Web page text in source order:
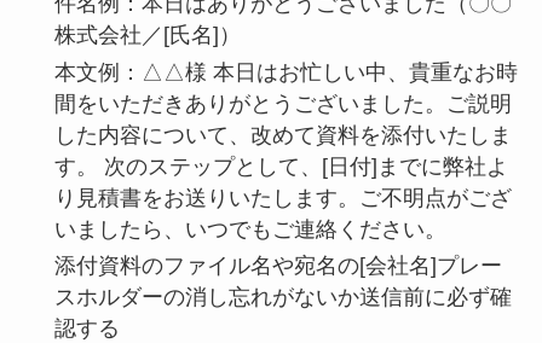
株式会社／[氏名]）
本文例：△△様 本日はお忙しい中、貴重なお時
間をいただきありがとうございました。ご説明
した内容について、改めて資料を添付いたしま
す。 次のステップとして、[日付]までに弊社よ
り見積書をお送りいたします。ご不明点がござ
いましたら、いつでもご連絡ください。
添付資料のファイル名や宛名の[会社名]プレー
スホルダーの消し忘れがないか送信前に必ず確
認する